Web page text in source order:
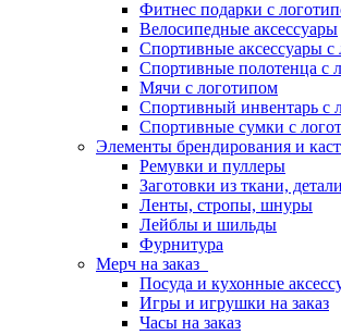
Фитнес подарки с
Велосипедные аксессуары
Спортивные аксессуары с
Спортивные полотенца с
Мячи с логотипом
Спортивный инвентарь с
Спортивные сумки с
Элементы брендирования и
Ремувки и пуллеры
Заготовки из ткани,
Ленты, стропы, шнуры
Лейблы и шильды
Фурнитура
Мерч на заказ
Посуда и кухонные
Игры и игрушки на заказ
Часы на заказ